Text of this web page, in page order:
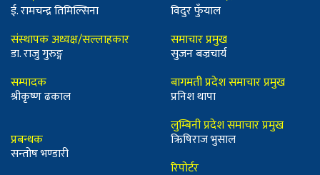
ई. रामचन्द्र तिमिल्सिना
संस्थापक अध्यक्ष/सल्लाहकार
डा. राजु गुरुङ्ग
सम्पादक
श्रीकृष्ण ढकाल
प्रबन्धक
सन्तोष भण्डारी
विदुर फुँयाल
समाचार प्रमुख
सुजन बज्रचार्य
बागमती प्रदेश समाचार प्रमुख
प्रनिश थापा
लुम्बिनी प्रदेश समाचार प्रमुख
ऋिषिराज भुसाल
रिपोर्टर